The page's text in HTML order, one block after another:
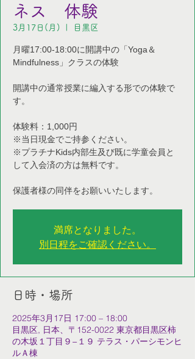
ネス 体験
3月17日(月) 目黒区
月曜17:00-18:00に開講中の「Yoga＆
Mindfulness」クラスの体験
開講中の通常授業に編入する形での体験で
す。
体験料：1,000円
※当日現金でご持参ください。
※プラチナKids内部生及び既に学童会員と
して入会済の方は無料です。
保護者様の同伴をお願いいたします。
満席となりました。
別日程をご確認ください。
日時・場所
2025年3月17日 17:00 – 18:00
目黒区, 日本、〒152-0022 東京都目黒区柿
の木坂１丁目９−１９ テラス・パーシモンヒ
ルＡ棟